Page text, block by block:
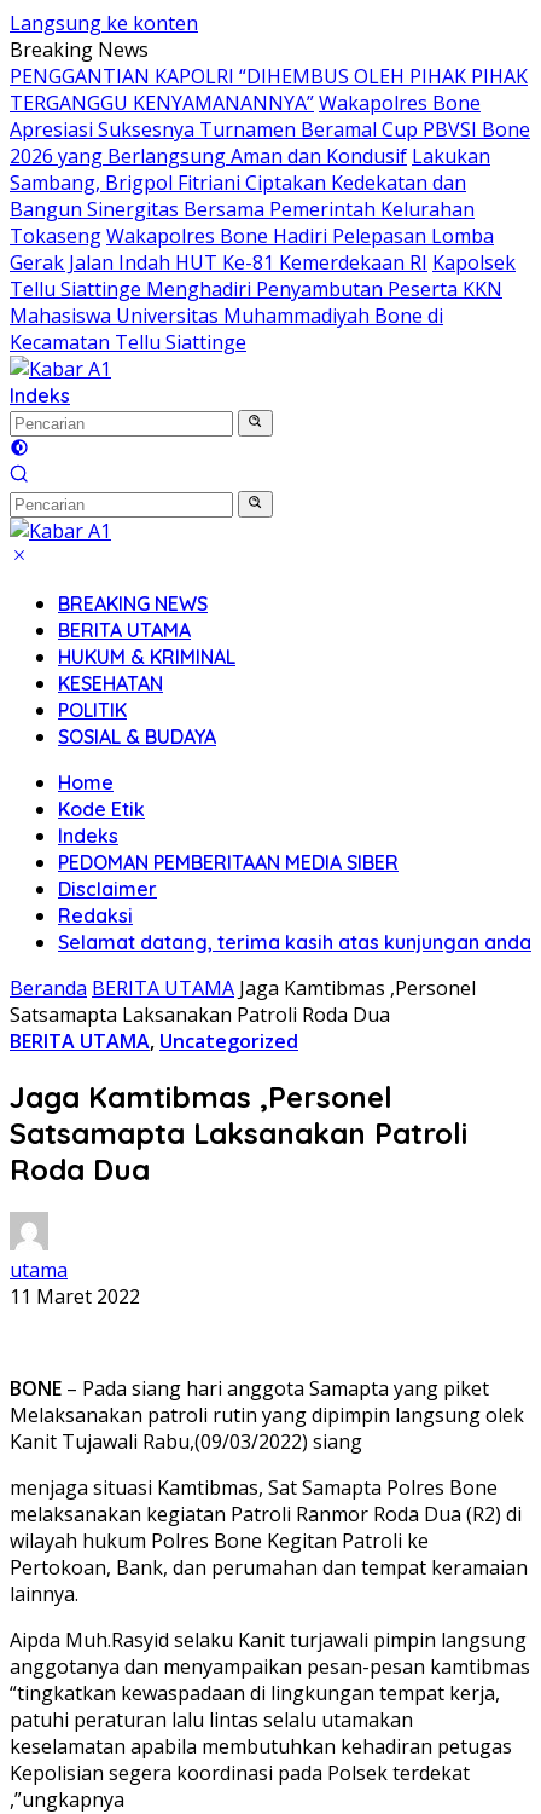
Langsung ke konten
Breaking News
PENGGANTIAN KAPOLRI “DIHEMBUS OLEH PIHAK PIHAK
TERGANGGU KENYAMANANNYA”Wakapolres Bone
Apresiasi Suksesnya Turnamen Beramal Cup PBVSI Bone
2026 yang Berlangsung Aman dan Kondusif Lakukan
Sambang, Brigpol Fitriani Ciptakan Kedekatan dan
Bangun Sinergitas Bersama Pemerintah Kelurahan
TokasengWakapolres Bone Hadiri Pelepasan Lomba
Gerak Jalan Indah HUT Ke-81 Kemerdekaan RI Kapolsek
Tellu Siattinge Menghadiri Penyambutan Peserta KKN
Mahasiswa Universitas Muhammadiyah Bone di
Kecamatan Tellu Siattinge
Indeks
BREAKING NEWS
BERITA UTAMA
HUKUM & KRIMINAL
KESEHATAN
POLITIK
SOSIAL & BUDAYA
Home
Kode Etik
Indeks
PEDOMAN PEMBERITAAN MEDIA SIBER
Disclaimer
Redaksi
Selamat datang, terima kasih atas kunjungan anda
Beranda BERITA UTAMA Jaga Kamtibmas ,Personel
Satsamapta Laksanakan Patroli Roda Dua
BERITA UTAMA, Uncategorized
Jaga Kamtibmas ,Personel
Satsamapta Laksanakan Patroli
Roda Dua
utama
11 Maret 2022
BONE – Pada siang hari anggota Samapta yang piket
Melaksanakan patroli rutin yang dipimpin langsung olek
Kanit Tujawali Rabu,(09/03/2022) siang
menjaga situasi Kamtibmas, Sat Samapta Polres Bone
melaksanakan kegiatan Patroli Ranmor Roda Dua (R2) di
wilayah hukum Polres Bone Kegitan Patroli ke
Pertokoan, Bank, dan perumahan dan tempat keramaian
lainnya.
Aipda Muh.Rasyid selaku Kanit turjawali pimpin langsung
anggotanya dan menyampaikan pesan-pesan kamtibmas
“tingkatkan kewaspadaan di lingkungan tempat kerja,
patuhi peraturan lalu lintas selalu utamakan
keselamatan apabila membutuhkan kehadiran petugas
Kepolisian segera koordinasi pada Polsek terdekat
,”ungkapnya